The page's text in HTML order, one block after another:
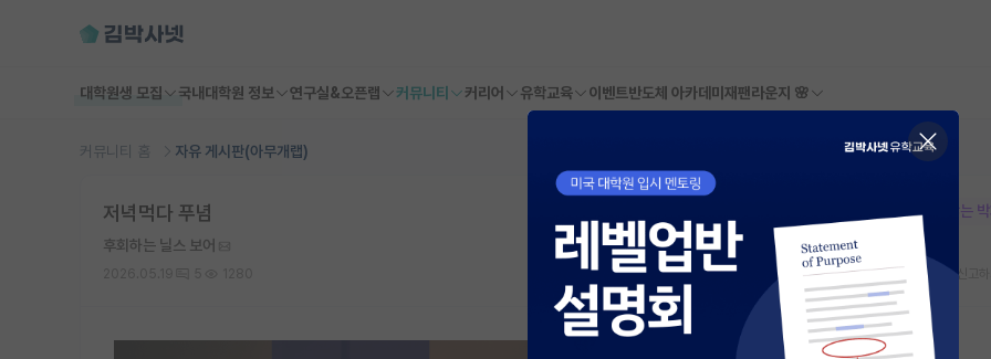
대학원생 모집 국내대학원 정보 연구실&오픈랩 커뮤니티 커리어 유학교육 이벤트반도체 아카데미 재팬라운지 🌸
커뮤니티 홈 자유 게시판(아무개랩)
본문이 수정되지 않는
저녁먹다 푸념
후회하는 닐스 보어
스크랩 신고